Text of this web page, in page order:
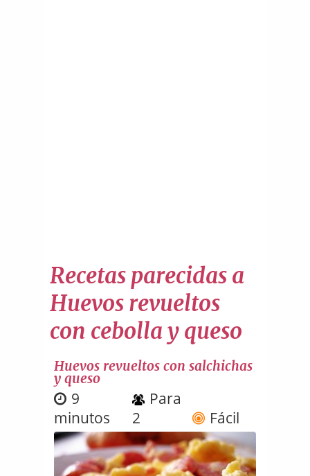
Recetas parecidas a
Huevos revueltos
con cebolla y queso
Huevos revueltos con salchichas
y queso
9
minutos
Para
2
Fácil